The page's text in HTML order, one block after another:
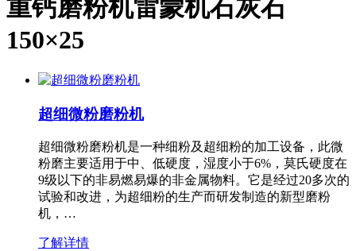
重钙磨粉机雷蒙机石灰石
150×25
超细微粉磨粉机
超细微粉磨粉机是一种细粉及超细粉的加工设备，此微
粉磨主要适用于中、低硬度，湿度小于6%，莫氏硬度在
9级以下的非易燃易爆的非金属物料。它是经过20多次的
试验和改进，为超细粉的生产而研发制造的新型磨粉
机，…
了解详情